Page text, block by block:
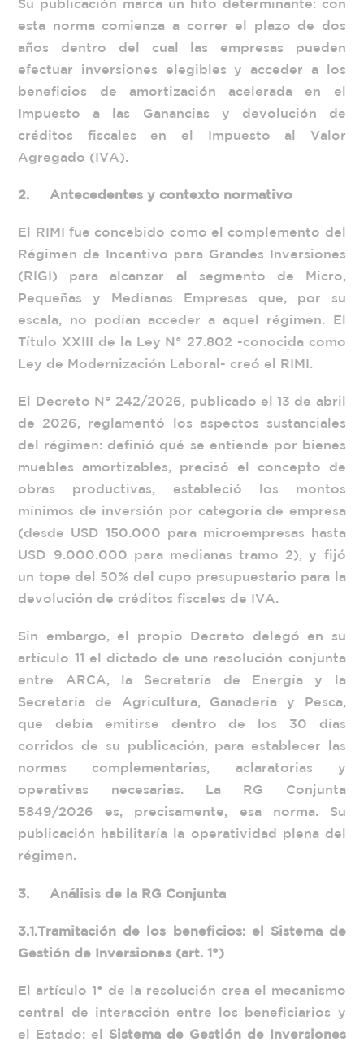
Su publicación marca un hito determinante: con
esta norma comienza a correr el plazo de dos
años dentro del cual las empresas pueden
efectuar inversiones elegibles y acceder a los
beneficios de amortización acelerada en el
Impuesto a las Ganancias y devolución de
créditos fiscales en el Impuesto al Valor
Agregado (IVA).
2. Antecedentes y contexto normativo
El RIMI fue concebido como el complemento del
Régimen de Incentivo para Grandes Inversiones
(RIGI) para alcanzar al segmento de Micro,
Pequeñas y Medianas Empresas que, por su
escala, no podían acceder a aquel régimen. El
Título XXIII de la Ley N° 27.802 -conocida como
Ley de Modernización Laboral- creó el RIMI.
El Decreto N° 242/2026, publicado el 13 de abril
de 2026, reglamentó los aspectos sustanciales
del régimen: definió qué se entiende por bienes
muebles amortizables, precisó el concepto de
obras productivas, estableció los montos
mínimos de inversión por categoría de empresa
(desde USD 150.000 para microempresas hasta
USD 9.000.000 para medianas tramo 2), y fijó
un tope del 50% del cupo presupuestario para la
devolución de créditos fiscales de IVA.
Sin embargo, el propio Decreto delegó en su
artículo 11 el dictado de una resolución conjunta
entre ARCA, la Secretaría de Energía y la
Secretaría de Agricultura, Ganadería y Pesca,
que debía emitirse dentro de los 30 días
corridos de su publicación, para establecer las
normas complementarias, aclaratorias y
operativas necesarias. La RG Conjunta
5849/2026 es, precisamente, esa norma. Su
publicación habilitaría la operatividad plena del
régimen.
3. Análisis de la RG Conjunta
3.1.Tramitación de los beneficios: el Sistema de
Gestión de Inversiones (art. 1°)
El artículo 1° de la resolución crea el mecanismo
central de interacción entre los beneficiarios y
el Estado: el Sistema de Gestión de Inversiones